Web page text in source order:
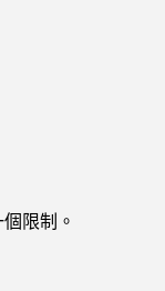
限制。